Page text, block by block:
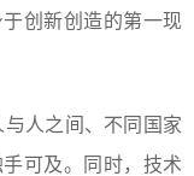
创新创造的第一现
人之间、不同国家
可及。同时，技术